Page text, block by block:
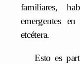
familiares,
emergentes
etcétera.
Esto es